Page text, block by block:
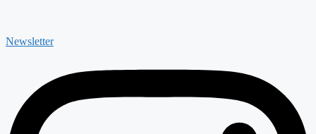
Newsletter